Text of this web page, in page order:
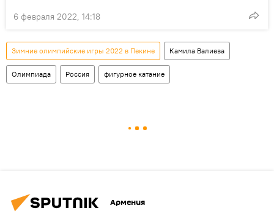
6 февраля 2022, 14:18
Зимние олимпийские игры 2022 в Пекине Камила Валиева
Олимпиада Россия фигурное катание
Армения